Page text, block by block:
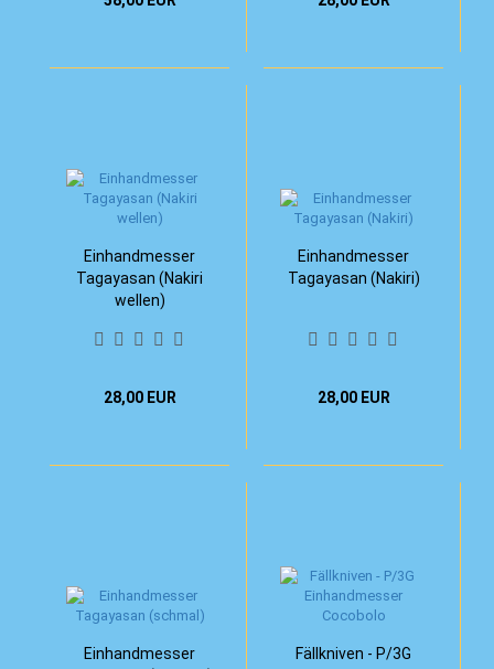
Einhandmesser
Tagayasan (Nakiri
wellen)
28,00 EUR
Einhandmesser
Tagayasan (Nakiri)
28,00 EUR
Einhandmesser
Fällkniven - P/3G